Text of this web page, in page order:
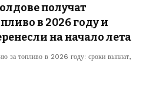
получат
в 2026 году и
на начало лета
за топливо в 2026 году: сроки выплат,